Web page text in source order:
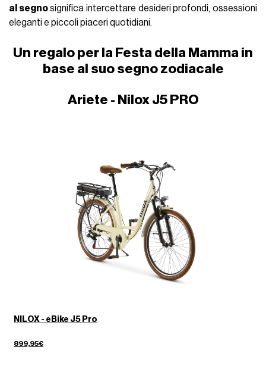
al segnosignifica intercettare desideri profondi, ossessioni
eleganti e piccoli piaceri quotidiani.
Un regalo per la Festa della Mamma in
base al suo segno zodiacale
Ariete - Nilox J5 PRO
NILOX - eBike J5 Pro
899,95€